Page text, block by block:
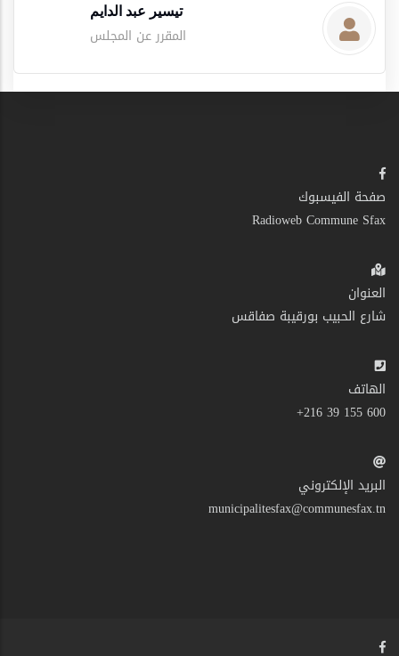
تيسير عبد الدايم
المقرر عن المجلس
صفحة الفيسبوك
Radioweb Commune Sfax
العنوان
شارع الحبيب بورقيبة صفاقس
الهاتف
600 155 39 216+
البريد الإلكتروني
municipalitesfax@communesfax.tn